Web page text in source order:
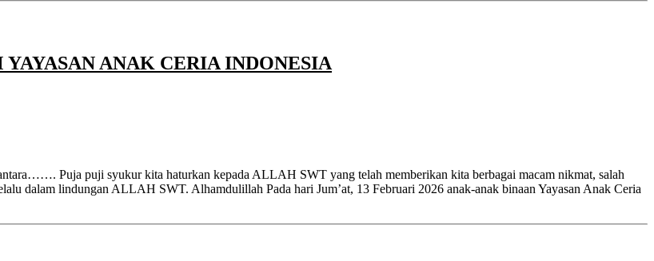
ANAK CERIA INDONESIA
Puja puji syukur kita haturkan kepada ALLAH SWT yang telah memberikan kita berbagai macam nikmat, salah
dalam lindungan ALLAH SWT. Alhamdulillah Pada hari Jum’at, 13 Februari 2026 anak-anak binaan Yayasan Anak Ceria